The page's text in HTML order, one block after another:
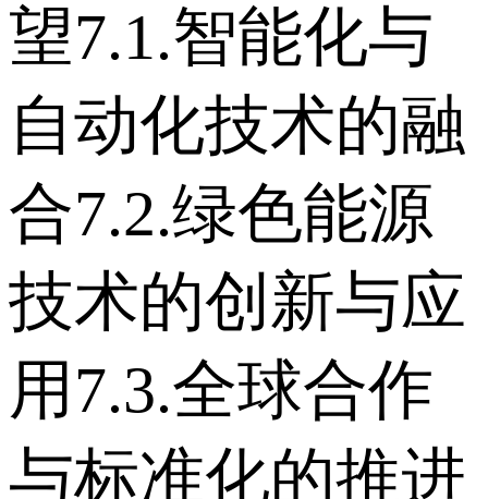
望 7.1.智能化与
自动化技术的融
合 7.2.绿色能源
技术的创新与应
用 7.3.全球合作
与标准化的推进